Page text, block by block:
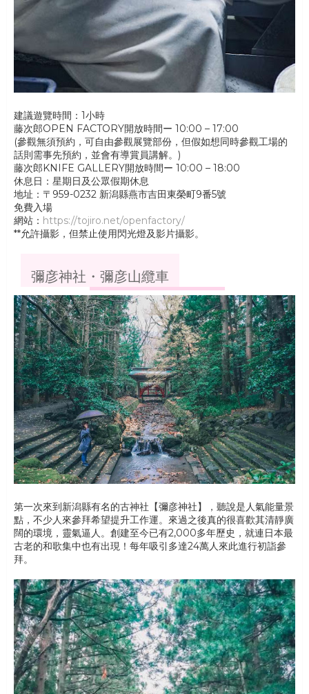
建議遊覽時間：1小時
藤次郎OPEN FACTORY開放時間ー 10:00 – 17:00
(參觀無須預約，可自由參觀展覽部份，但假如想同時參觀工場的
話則需事先預約，並會有導賞員講解。)
藤次郎KNIFE GALLERY開放時間ー 10:00 – 18:00
休息日：星期日及公眾假期休息
地址：〒959-0232 新潟縣燕市吉田東榮町9番5號
免費入場
網站： https://tojiro.net/openfactory/
**允許攝影，但禁止使用閃光燈及影片攝影。
彌彦神社・彌彦山纜車
第一次來到新潟縣有名的古神社【彌彦神社】，聽說是人氣能量景
點，不少人來參拜希望提升工作運。來過之後真的很喜歡其清靜廣
闊的環境，靈氣逼人。創建至今已有2,000多年歷史，就連日本最
古老的和歌集中也有出現！每年吸引多達24萬人來此進行初詣參
拜。